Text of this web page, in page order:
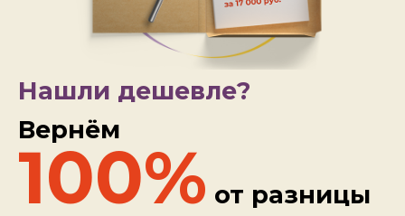
Нашли дешевле?
Вернём
100% от разницы